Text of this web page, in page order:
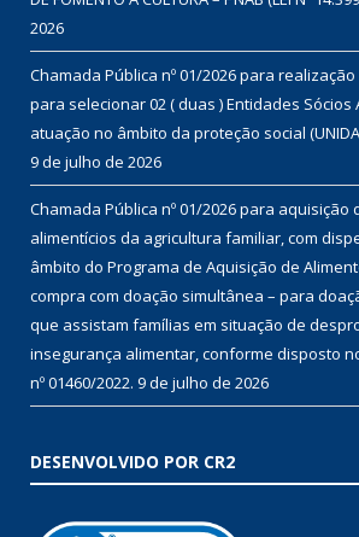
2026
Chamada Pública nº 01/2026 para
para selecionar 02 ( duas ) Entidades Sócios
atuação no âmbito da proteção social
9 de julho de 2026
Chamada Pública nº 01/2026 para aquisição
alimentícios da agricultura familiar, com
âmbito do Programa de Aquisição de
compra com doação simultânea – para
que assistam famílias em situação de
insegurança alimentar, conforme disposto
nº 01460/2022. 9 de julho de 2026
DESENVOLVIDO POR CR2